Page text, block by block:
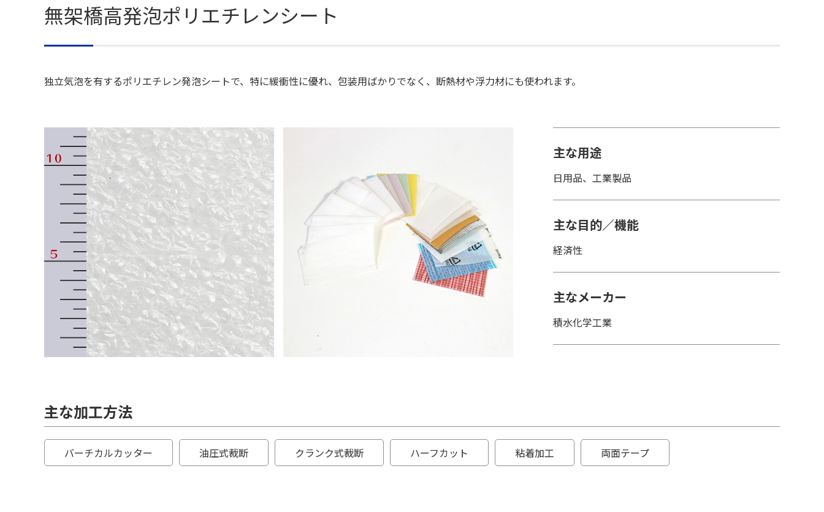
無架橋高発泡ポリエチレンシート
独立気泡を有するポリエチレン発泡シートで、特に緩衝性に優れ、包装用ばかりでなく、断熱材や浮力材にも使われます。
主な用途
日用品、工業製品
主な目的／機能
経済性
主なメーカー
積水化学工業
主な加工方法
バーチカルカッター 油圧式裁断 クランク式裁断 ハーフカット 粘着加工 両面テープ